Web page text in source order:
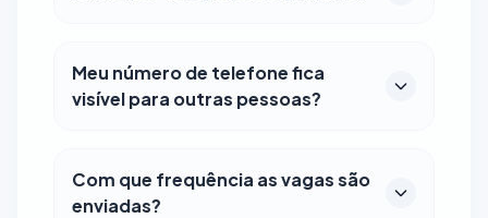
Meu número de telefone fica
visível para outras pessoas?
Com que frequência as vagas são
enviadas?